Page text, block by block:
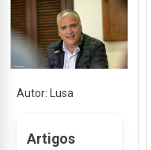
Autor: Lusa
Artigos